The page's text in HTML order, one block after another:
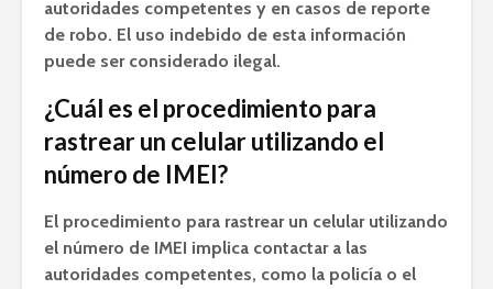
autoridades competentes y en casos de reporte
de robo. El uso indebido de esta información
puede ser considerado ilegal.
¿Cuál es el procedimiento para
rastrear un celular utilizando el
número de IMEI?
El procedimiento para rastrear un celular utilizando
el número de IMEI implica contactar a las
autoridades competentes, como la policía o el